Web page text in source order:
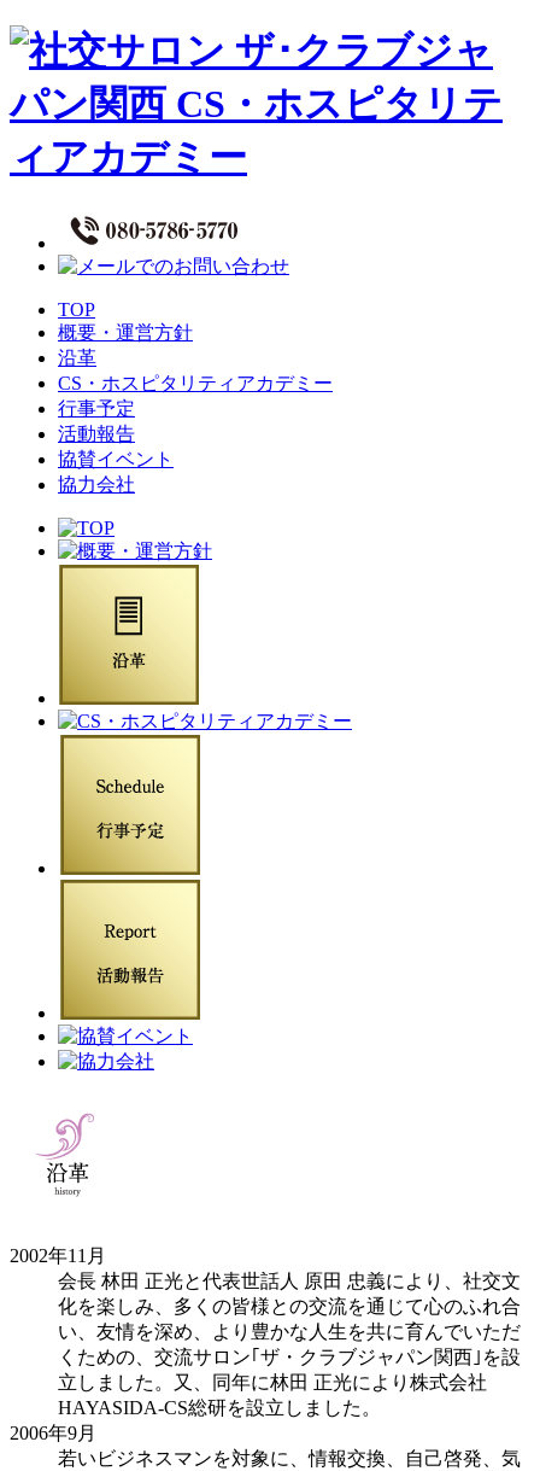
TOP
概要・運営方針
沿革
CS・ホスピタリティアカデミー
行事予定
活動報告
協賛イベント
協力会社
2002年11月
会長 林田 正光と代表世話人 原田 忠義により、社交文
化を楽しみ、多くの皆様との交流を通じて心のふれ合
い、友情を深め、より豊かな人生を共に育んでいただ
くための、交流サロン｢ザ・クラブジャパン関西｣を設
立しました。又、同年に林田 正光により株式会社
HAYASIDA-CS総研を設立しました。
2006年9月
若いビジネスマンを対象に、情報交換、自己啓発、気